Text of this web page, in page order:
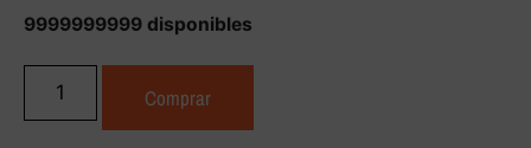
9999999999 disponibles
Comprar